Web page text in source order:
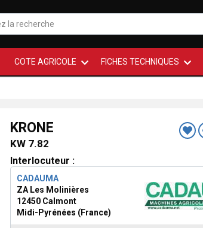
COTE AGRICOLE FICHES TECHNIQUES
KRONE
KW 7.82
Interlocuteur :
CADAUMA
ZA Les Molinières
12450 Calmont
Midi-Pyrénées (France)